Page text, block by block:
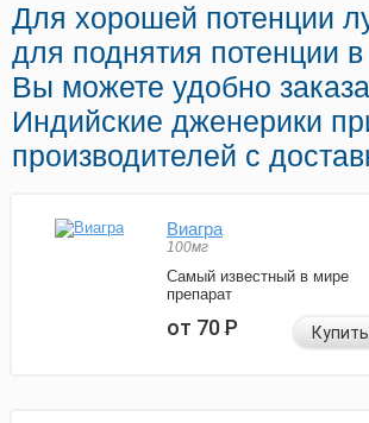
Для хорошей потенции
для поднятия потенции
Вы можете удобно
Индийские дженерики
производителей с
Виагра
100мг
Самый известный в мире
препарат
от 70Р Купить